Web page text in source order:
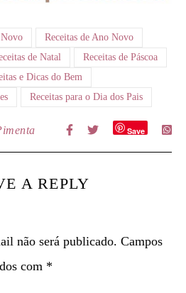
Receitas de Ano Novo
de Natal
Receitas de Páscoa
e Dicas do Bem
Receitas para o Dia dos Pais
Save
A REPLY
não será publicado. Campos
com *